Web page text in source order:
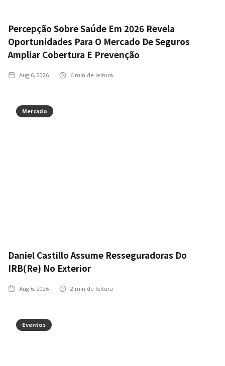
Percepção Sobre Saúde Em 2026 Revela
Oportunidades Para O Mercado De Seguros
Ampliar Cobertura E Prevenção
Aug 6, 2026 6 min de leitura
Mercado
Daniel Castillo Assume Resseguradoras Do
IRB(Re) No Exterior
Aug 6, 2026 2 min de leitura
Eventos